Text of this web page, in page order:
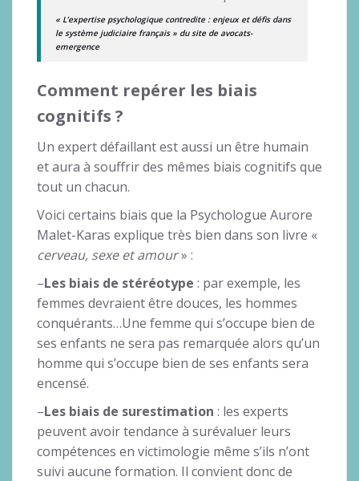
« L’expertise psychologique contredite : enjeux et défis dans
le système judiciaire français » du site de avocats-
emergence
Comment repérer les biais
cognitifs ?
Un expert défaillant est aussi un être humain
et aura à souffrir des mêmes biais cognitifs que
tout un chacun.
Voici certains biais que la Psychologue Aurore
Malet-Karas explique très bien dans son livre «
cerveau, sexe et amour» :
–Les biais de stéréotype : par exemple, les
femmes devraient être douces, les hommes
conquérants…Une femme qui s’occupe bien de
ses enfants ne sera pas remarquée alors qu’un
homme qui s’occupe bien de ses enfants sera
encensé.
–Les biais de surestimation : les experts
peuvent avoir tendance à surévaluer leurs
compétences en victimologie même s’ils n’ont
suivi aucune formation. Il convient donc de